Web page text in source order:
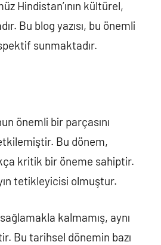
Hindistan’ının kültürel,
Bu blog yazısı, bu önemli
sunmaktadır.
önemli bir parçasını
Bu dönem,
kritik bir öneme sahiptir.
tetikleyicisi olmuştur.
kalmamış, aynı
Bu tarihsel dönemin bazı